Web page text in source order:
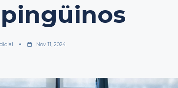
Nov 11, 2024